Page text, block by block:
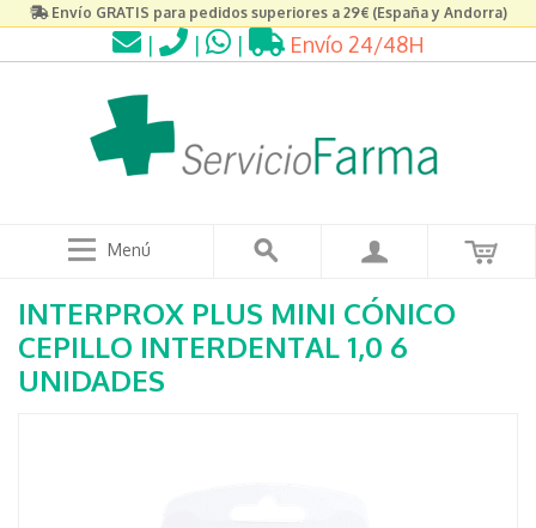
Envío GRATIS para pedidos superiores a 29€ (España y Andorra)
| | | Envío 24/48H
Menú
INTERPROX PLUS MINI CÓNICO
CEPILLO INTERDENTAL 1,0 6
UNIDADES